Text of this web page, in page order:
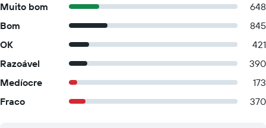
Muito bom
648
Bom
845
OK
421
Razoável
390
Medíocre
173
Fraco
370